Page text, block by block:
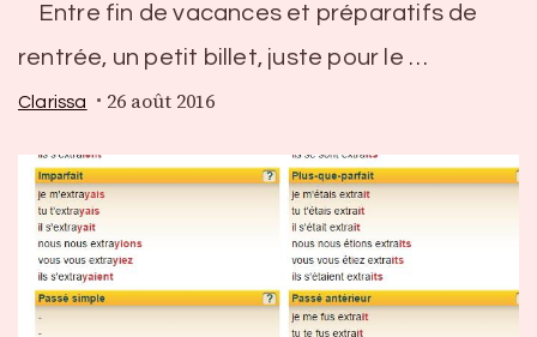
Entre fin de vacances et préparatifs de
rentrée, un petit billet, juste pour le …
Clarissa 26 août 2016